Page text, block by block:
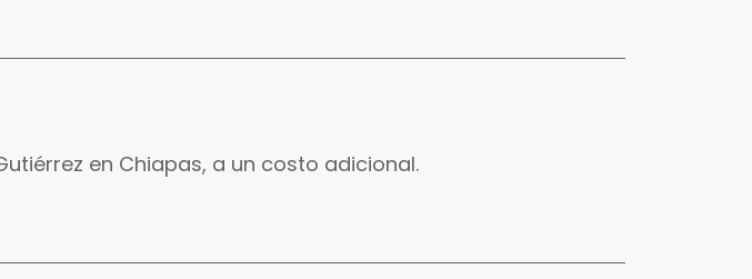
en Chiapas, a un costo adicional.